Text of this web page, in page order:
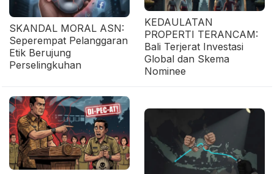
SKANDAL MORAL ASN:
Seperempat Pelanggaran
Etik Berujung
Perselingkuhan
KEDAULATAN
PROPERTI TERANCAM:
Bali Terjerat Investasi
Global dan Skema
Nominee